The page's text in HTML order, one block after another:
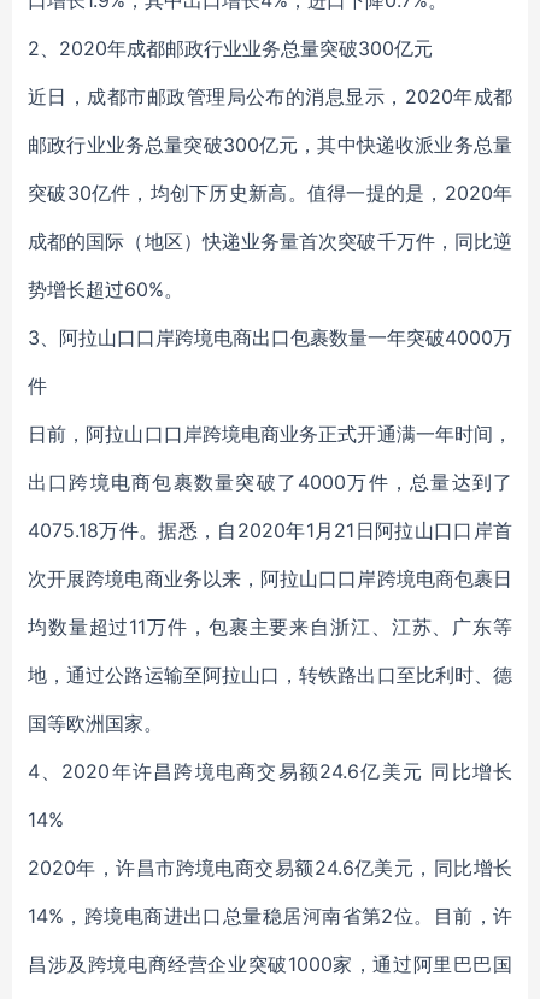
2、2020年成都邮政行业业务总量突破300亿元
近日，成都市邮政管理局公布的消息显示，2020年成都
邮政行业业务总量突破300亿元，其中快递收派业务总量
突破30亿件，均创下历史新高。值得一提的是，2020年
成都的国际（地区）快递业务量首次突破千万件，同比逆
势增长超过60%。
3、阿拉山口口岸跨境电商出口包裹数量一年突破4000万
件
日前，阿拉山口口岸跨境电商业务正式开通满一年时间，
出口跨境电商包裹数量突破了4000万件，总量达到了
4075.18万件。据悉，自2020年1月21日阿拉山口口岸首
次开展跨境电商业务以来，阿拉山口口岸跨境电商包裹日
均数量超过11万件，包裹主要来自浙江、江苏、广东等
地，通过公路运输至阿拉山口，转铁路出口至比利时、德
国等欧洲国家。
4、2020年许昌跨境电商交易额24.6亿美元 同比增长
14%
2020年，许昌市跨境电商交易额24.6亿美元，同比增长
14%，跨境电商进出口总量稳居河南省第2位。目前，许
昌涉及跨境电商经营企业突破1000家，通过阿里巴巴国